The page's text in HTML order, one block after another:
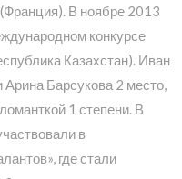
В ноябре 2013
конкурсе
Казахстан). Иван
Арина Барсукова 2 место,
1 степени. В
в
где стали